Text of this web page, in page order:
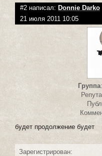
#2 написал: Donnie Darko
21 июля 2011 10:05
Группа:
будет продолжение будет
Зарегистрирован: